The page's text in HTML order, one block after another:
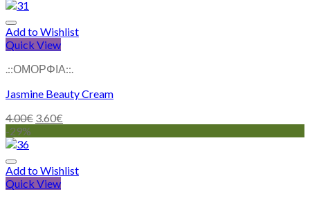
Add to Wishlist
Quick View
.::ΟΜΟΡΦΙΑ::.
Jasmine Beauty Cream
4.00€ 3.60€
-29%
Add to Wishlist
Quick View